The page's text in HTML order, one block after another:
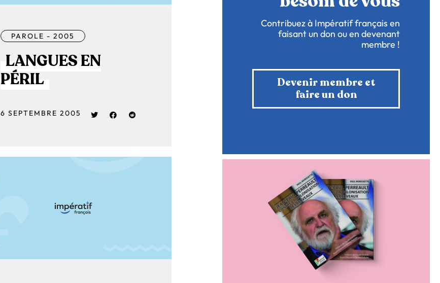
PAROLE - 2005
LANGUES EN
PÉRIL
6 SEPTEMBRE 2005
Contribuez à Impératif français en
faisant un don ou en devenant
membre !
Devenir membre et
faire un don